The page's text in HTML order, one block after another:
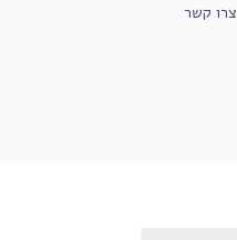
צרו קשר